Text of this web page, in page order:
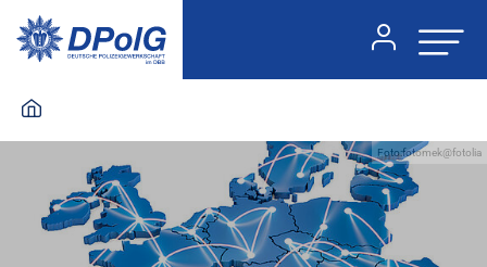
Foto:fotomek@fotolia